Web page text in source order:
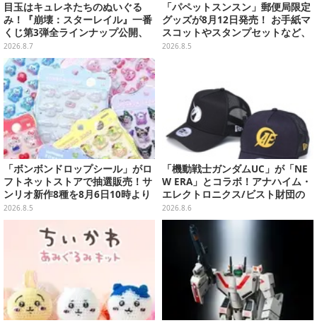
目玉はキュレネたちのぬいぐる
み！『崩壊：スターレイル』一番
くじ第3弾全ラインナップ公開、
美麗ビジュアルのアクリルボード
など用意
2026.8.7
「パペットスンスン」郵便局限定
グッズが8月12日発売！ お手紙マ
スコットやスタンプセットなど、
可愛すぎる全5アイテムがライン
2026.8.5
「ボンボンドロップシール」がロ
フトネットストアで抽選販売！サ
ンリオ新作8種を8月6日10時より
受付開始
2026.8.5
「機動戦士ガンダムUC」が「NE
W ERA」とコラボ！アナハイム・
エレクトロニクス/ビスト財団の
キャップが予約開始
2026.8.6